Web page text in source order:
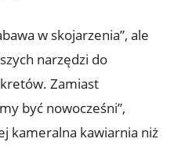
w skojarzenia”, ale
narzędzi do
Zamiast
być nowocześni”,
kameralna kawiarnia niż